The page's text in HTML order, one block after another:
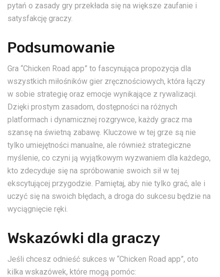
pytań o zasady gry przekłada się na większe zaufanie i
satysfakcję graczy.
Podsumowanie
Gra “Chicken Road app” to fascynująca propozycja dla
wszystkich miłośników gier zręcznościowych, która łączy
w sobie strategię oraz emocje wynikające z rywalizacji.
Dzięki prostym zasadom, dostępności na różnych
platformach i dynamicznej rozgrywce, każdy gracz ma
szansę na świetną zabawę. Kluczowe w tej grze są nie
tylko umiejętności manualne, ale również strategiczne
myślenie, co czyni ją wyjątkowym wyzwaniem dla każdego,
kto zdecyduje się na spróbowanie swoich sił w tej
ekscytującej przygodzie. Pamiętaj, aby nie tylko grać, ale i
uczyć się na swoich błędach, a droga do sukcesu będzie na
wyciągnięcie ręki.
Wskazówki dla graczy
Jeśli chcesz odnieść sukces w “Chicken Road app”, oto
kilka wskazówek, które mogą pomóc: